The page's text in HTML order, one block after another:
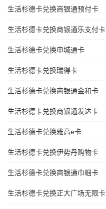
生活杉德卡兑换商银通预付卡
生活杉德卡兑换商银通乐支付卡
生活杉德卡兑换申城通卡
生活杉德卡兑换瑞得卡
生活杉德卡兑换商银通金和卡
生活杉德卡兑换商银通发达卡
生活杉德卡兑换雅高e卡
生活杉德卡兑换伊势丹购物卡
生活杉德卡兑换商银通巾帼卡
生活杉德卡兑换正大广场无限卡